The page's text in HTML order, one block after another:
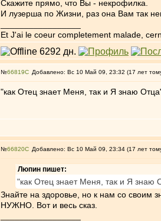
Скажите прямо, что Вы - некрофилка.
И лузерша по Жизни, раз она Вам так
Et J'ai le coeur completement malade,
№66819 Добавлено: Вс 10 Май 09, 23:32 (17 лет
"как Отец знает Меня, так и Я знаю
№66820 Добавлено: Вс 10 Май 09, 23:34 (17 лет
Люпин пишет:
"как Отец знает Меня, так и Я знаю
Знайте на здоровье, но к нам со своим
НУЖНО. Вот и весь сказ.